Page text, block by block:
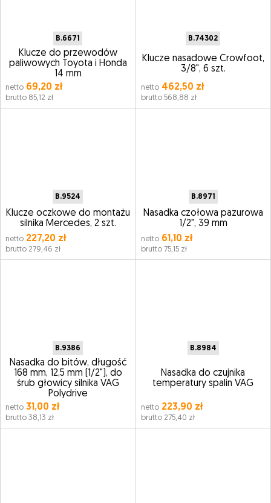
B.6671
Klucze do przewodów
paliwowych Toyota i Honda
14 mm
netto 69,20 zł
brutto 85,12 zł
B.74302
Klucze nasadowe Crowfoot,
3/8", 6 szt.
netto462,50 zł
brutto 568,88 zł
B.9524
Klucze oczkowe do montażu
silnika Mercedes, 2 szt.
netto 227,20 zł
brutto 279,46 zł
B.8971
Nasadka czołowa pazurowa
1/2", 39 mm
netto61,10 zł
brutto 75,15 zł
B.9386
Nasadka do bitów, długość
168 mm, 12,5 mm (1/2"), do
śrub głowicy silnika VAG
Polydrive
netto 31,00 zł
brutto 38,13 zł
B.8984
Nasadka do czujnika
temperatury spalin VAG
netto223,90 zł
brutto 275,40 zł